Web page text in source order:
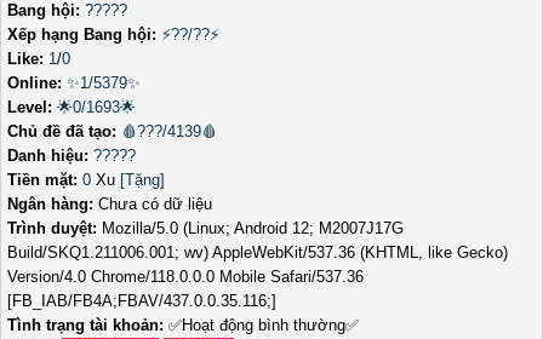
Bang hội: ?????
Xếp hạng Bang hội: ⚡??/??⚡
Like: 1/0
Online: ✨1/5379✨
Level: 🌟0/1693🌟
Chủ đề đã tạo: 🩸???/4139🩸
Danh hiệu: ?????
Tiền mặt: 0 Xu [Tặng]
Ngân hàng: Chưa có dữ liệu
Trình duyệt: Mozilla/5.0 (Linux; Android 12; M2007J17G
Build/SKQ1.211006.001; wv) AppleWebKit/537.36 (KHTML, like Gecko)
Version/4.0 Chrome/118.0.0.0 Mobile Safari/537.36
[FB_IAB/FB4A;FBAV/437.0.0.35.116;]
Tình trạng tài khoản: ✅Hoạt động bình thường✅